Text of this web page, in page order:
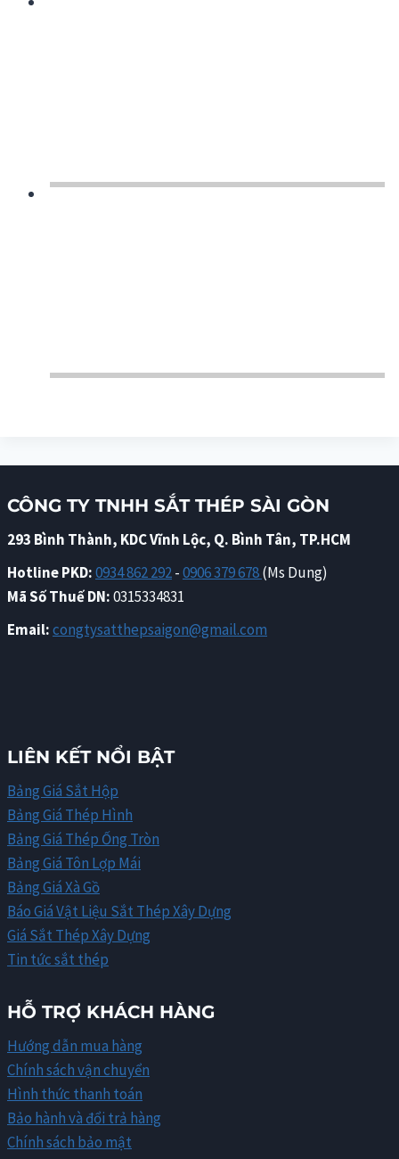
CÔNG TY TNHH SẮT THÉP SÀI GÒN
293 Bình Thành, KDC Vĩnh Lộc, Q. Bình Tân, TP.HCM
Hotline PKD:0934 862 292-0906 379 678(Ms Dung)
Mã Số Thuế DN:0315334831
Email:congtysatthepsaigon@gmail.com
LIÊN KẾT NỔI BẬT
Bảng Giá Sắt Hộp
Bảng Giá Thép Hình
Bảng Giá Thép Ống Tròn
Bảng Giá Tôn Lợp Mái
Bảng Giá Xà Gồ
Báo Giá Vật Liệu Sắt Thép Xây Dựng
Giá Sắt Thép Xây Dựng
Tin tức sắt thép
HỖ TRỢ KHÁCH HÀNG
Hướng dẫn mua hàng
Chính sách vận chuyển
Hình thức thanh toán
Bảo hành và đổi trả hàng
Chính sách bảo mật